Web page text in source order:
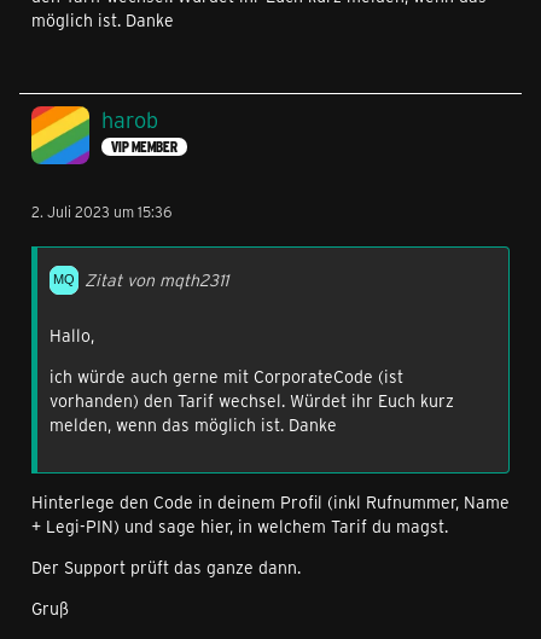
möglich ist. Danke
harob
VIP MEMBER
2. Juli 2023 um 15:36
Zitat von mqth2311
Hallo,
ich würde auch gerne mit CorporateCode (ist
vorhanden) den Tarif wechsel. Würdet ihr Euch kurz
melden, wenn das möglich ist. Danke
Hinterlege den Code in deinem Profil (inkl Rufnummer, Name
+ Legi-PIN) und sage hier, in welchem Tarif du magst.
Der Support prüft das ganze dann.
Gruß